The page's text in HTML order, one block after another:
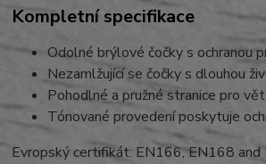
Kompletní specifikace
Odolné brýlové čočky s ochranou
Nezamlžující se čočky s dlouhou
Pohodlné a pružné stranice pro
Tónované provedení poskytuje
Evropský certifikát: EN166, EN168 and